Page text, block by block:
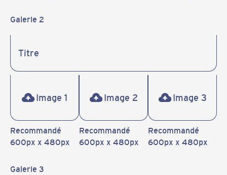
Galerie 2
Image 1
Recommandé
600px x 480px
Image 2
Recommandé
600px x 480px
Image 3
Recommandé
600px x 480px
Galerie 3